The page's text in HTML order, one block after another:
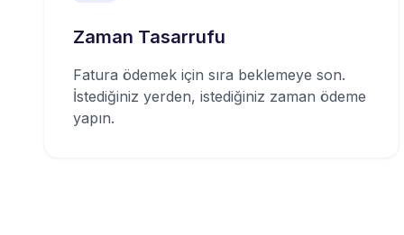
Zaman Tasarrufu
Fatura ödemek için sıra beklemeye son.
İstediğiniz yerden, istediğiniz zaman ödeme
yapın.